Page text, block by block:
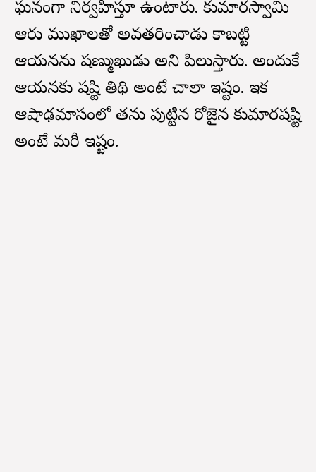
ఘనంగా నిర్వహిస్తూ ఉంటారు. కుమారస్వామి
ఆరు ముఖాలతో అవతరించాడు కాబట్టి
ఆయనను షణ్ముఖుడు అని పిలుస్తారు. అందుకే
ఆయనకు షష్టి తిథి అంటే చాలా ఇష్టం. ఇక
ఆషాఢమాసంలో తను పుట్టిన రోజైన కుమారషష్టి
అంటే మరీ ఇష్టం.